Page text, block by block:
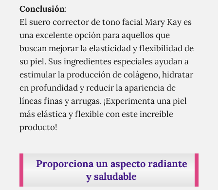
Conclusión:
El suero corrector de tono facial Mary Kay es
una excelente opción para aquellos que
buscan mejorar la elasticidad y flexibilidad de
su piel. Sus ingredientes especiales ayudan a
estimular la producción de colágeno, hidratar
en profundidad y reducir la apariencia de
líneas finas y arrugas. ¡Experimenta una piel
más elástica y flexible con este increíble
producto!
Proporciona un aspecto radiante
y saludable